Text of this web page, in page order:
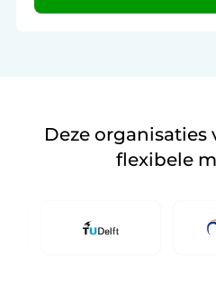
Deze organisaties
flexibele